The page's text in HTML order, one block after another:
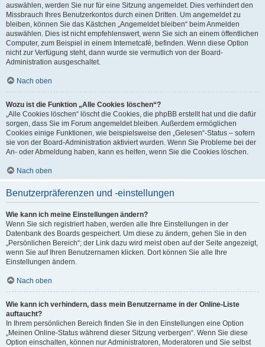
auswählen, werden Sie nur für eine Sitzung angemeldet. Dies verhindert den
Missbrauch Ihres Benutzerkontos durch einen Dritten. Um angemeldet zu
bleiben, können Sie das Kästchen „Angemeldet bleiben“ beim Anmelden
auswählen. Dies ist nicht empfehlenswert, wenn Sie sich an einem öffentlichen
Computer, zum Beispiel in einem Internetcafé, befinden. Wenn diese Option
nicht zur Verfügung steht, dann wurde sie vermutlich von der Board-
Administration ausgeschaltet.
Nach oben
Wozu ist die Funktion „Alle Cookies löschen“?
„Alle Cookies löschen“ löscht die Cookies, die phpBB erstellt hat und die dafür
sorgen, dass Sie im Forum angemeldet bleiben. Außerdem ermöglichen
Cookies einige Funktionen, wie beispielsweise den „Gelesen“-Status – sofern
sie von der Board-Administration aktiviert wurden. Wenn Sie Probleme bei der
An- oder Abmeldung haben, kann es helfen, wenn Sie die Cookies löschen.
Nach oben
Benutzerpräferenzen und -einstellungen
Wie kann ich meine Einstellungen ändern?
Wenn Sie sich registriert haben, werden alle Ihre Einstellungen in der
Datenbank des Boards gespeichert. Um diese zu ändern, gehen Sie in den
„Persönlichen Bereich“; der Link dazu wird meist oben auf der Seite angezeigt,
wenn Sie auf Ihren Benutzernamen klicken. Dort können Sie alle Ihre
Einstellungen ändern.
Nach oben
Wie kann ich verhindern, dass mein Benutzername in der Online-Liste
auftaucht?
In Ihrem persönlichen Bereich finden Sie in den Einstellungen eine Option
„Meinen Online-Status während dieser Sitzung verbergen“. Wenn Sie diese
Option einschalten, können nur Administratoren, Moderatoren und Sie selbst